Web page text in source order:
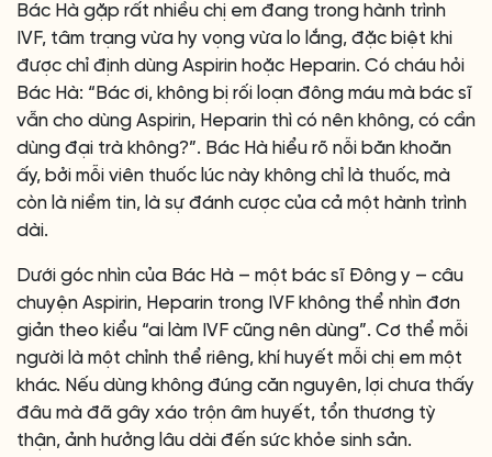
Bác Hà gặp rất nhiều chị em đang trong hành trình
IVF, tâm trạng vừa hy vọng vừa lo lắng, đặc biệt khi
được chỉ định dùng Aspirin hoặc Heparin. Có cháu hỏi
Bác Hà: “Bác ơi, không bị rối loạn đông máu mà bác sĩ
vẫn cho dùng Aspirin, Heparin thì có nên không, có cần
dùng đại trà không?”. Bác Hà hiểu rõ nỗi băn khoăn
ấy, bởi mỗi viên thuốc lúc này không chỉ là thuốc, mà
còn là niềm tin, là sự đánh cược của cả một hành trình
dài.
Dưới góc nhìn của Bác Hà – một bác sĩ Đông y – câu
chuyện Aspirin, Heparin trong IVF không thể nhìn đơn
giản theo kiểu “ai làm IVF cũng nên dùng”. Cơ thể mỗi
người là một chỉnh thể riêng, khí huyết mỗi chị em một
khác. Nếu dùng không đúng căn nguyên, lợi chưa thấy
đâu mà đã gây xáo trộn âm huyết, tổn thương tỳ
thận, ảnh hưởng lâu dài đến sức khỏe sinh sản.